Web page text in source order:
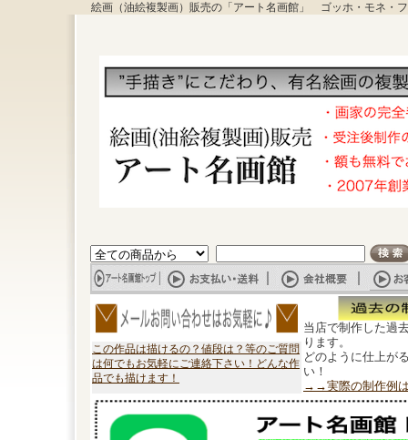
絵画（油絵複製画）販売の「アート名画館」 ゴッホ・モネ・
この作品は描けるの？値段は？等のご質問
は何でもお気軽にご連絡下さい！どんな作
品でも描けます！
当店で制作した過
ります。
どのように仕上が
い！
→→実際の制作例